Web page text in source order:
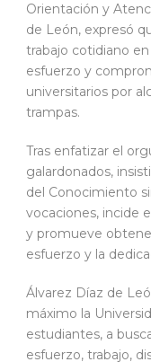
Orientación y
de León, expresó
trabajo cotidiano
esfuerzo y
universitarios por
trampas.
Tras enfatizar el
galardonados,
del Conocimiento
vocaciones, incide
y promueve
esfuerzo y la
Álvarez Díaz de
máximo la
estudiantes, a
esfuerzo, trabajo,